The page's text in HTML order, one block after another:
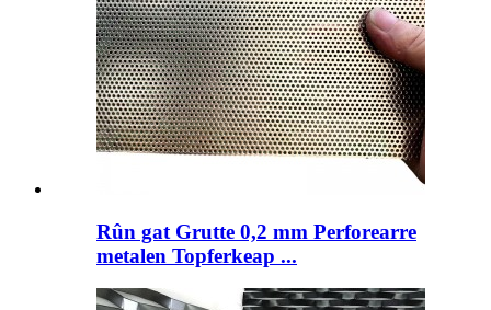
Rûn gat Grutte 0,2 mm Perforearre
metalen Topferkeap ...